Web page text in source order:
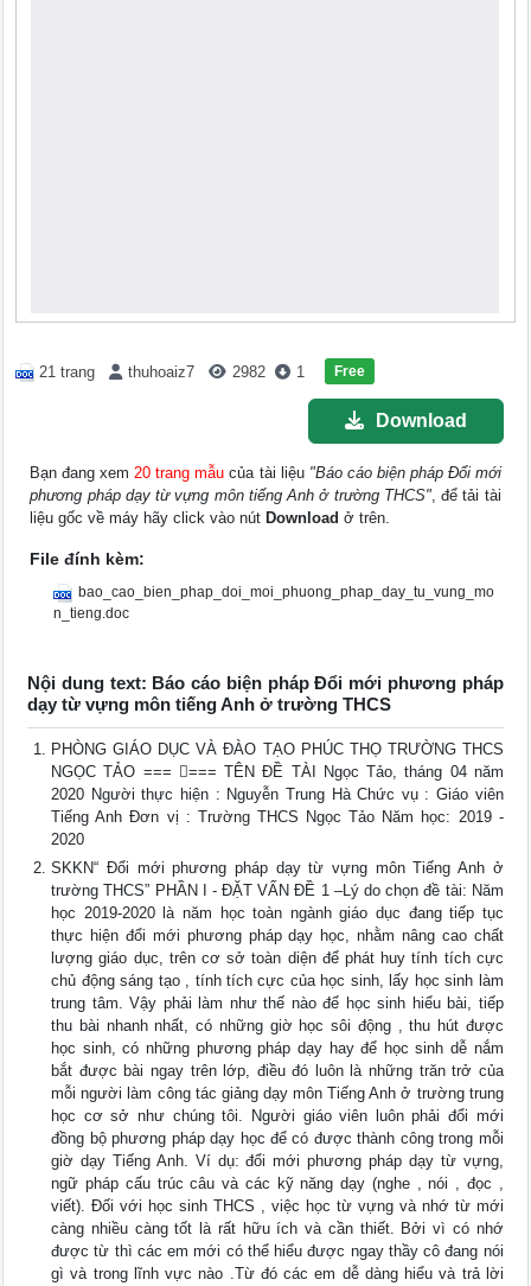
21 trang thuhoaiz7 2982 1 Free
Download
Bạn đang xem20 trang mẫu của tài liệu "Báo cáo biện pháp Đổi mới
phương pháp dạy từ vựng môn tiếng Anh ở trường THCS", để tải tài
liệu gốc về máy hãy click vào nút Download ở trên.
File đính kèm:
bao_cao_bien_phap_doi_moi_phuong_phap_day_tu_vung_mo
n_tieng.doc
Nội dung text: Báo cáo biện pháp Đổi mới phương pháp
dạy từ vựng môn tiếng Anh ở trường THCS
PHÒNG GIÁO DỤC VÀ ĐÀO TẠO PHÚC THỌ TRƯỜNG THCS
NGỌC TẢO === === TÊN ĐỀ TÀI Ngọc Tảo, tháng 04 năm
2020 Người thực hiện : Nguyễn Trung Hà Chức vụ : Giáo viên
Tiếng Anh Đơn vị : Trường THCS Ngọc Tảo Năm học: 2019 -
2020
SKKN“ Đổi mới phương pháp dạy từ vựng môn Tiếng Anh ở
trường THCS” PHẦN I - ĐẶT VẤN ĐỀ 1 –Lý do chọn đề tài: Năm
học 2019-2020 là năm học toàn ngành giáo dục đang tiếp tục
thực hiện đổi mới phương pháp dạy học, nhằm nâng cao chất
lượng giáo dục, trên cơ sở toàn diện để phát huy tính tích cực
chủ động sáng tạo , tính tích cực của học sinh, lấy học sinh làm
trung tâm. Vậy phải làm như thế nào để học sinh hiểu bài, tiếp
thu bài nhanh nhất, có những giờ học sôi động , thu hút được
học sinh, có những phương pháp dạy hay để học sinh dễ nắm
bắt được bài ngay trên lớp, điều đó luôn là những trăn trở của
mỗi người làm công tác giảng dạy môn Tiếng Anh ở trường trung
học cơ sở như chúng tôi. Người giáo viên luôn phải đổi mới
đồng bộ phương pháp dạy học để có được thành công trong mỗi
giờ dạy Tiếng Anh. Ví dụ: đổi mới phương pháp dạy từ vựng,
ngữ pháp cấu trúc câu và các kỹ năng dạy (nghe , nói , đọc ,
viết). Đối với học sinh THCS , việc học từ vựng và nhớ từ mới
càng nhiều càng tốt là rất hữu ích và cần thiết. Bởi vì có nhớ
được từ thì các em mới có thể hiểu được ngay thầy cô đang nói
gì và trong lĩnh vực nào .Từ đó các em dễ dàng hiểu và trả lời